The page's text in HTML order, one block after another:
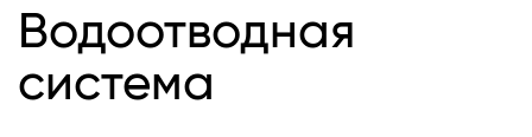
Водоотводная
система